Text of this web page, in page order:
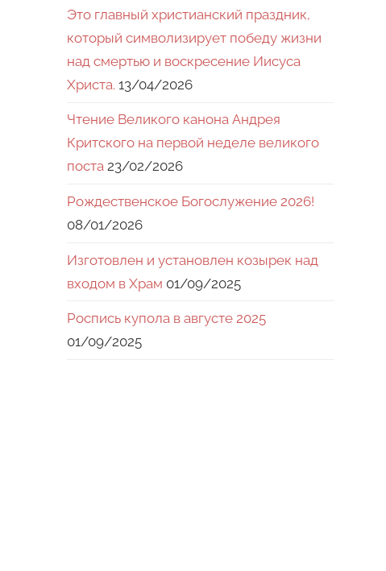
Это главный христианский праздник,
который символизирует победу жизни
над смертью и воскресение Иисуса
Христа. 13/04/2026
Чтение Великого канона Андрея
Критского на первой неделе великого
поста 23/02/2026
Рождественское Богослужение 2026!
08/01/2026
Изготовлен и установлен козырек над
входом в Храм 01/09/2025
Роспись купола в августе 2025
01/09/2025